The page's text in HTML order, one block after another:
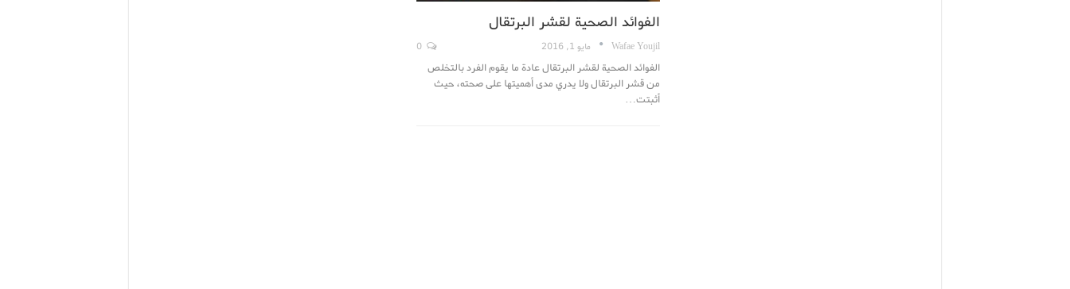
الفوائد الصحية لقشر البرتقال
Wafae Youjil مايو 1, 2016
الفوائد الصحية لقشر البرتقال عادة ما يقوم الفرد بالتخلص
من قشر البرتقال ولا يدري مدى أهميتها على صحته، حيث
أثبتت…